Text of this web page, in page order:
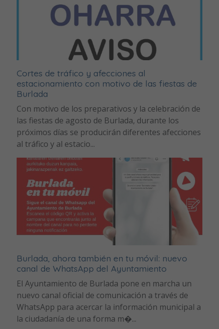
Cortes de tráfico y afecciones al
estacionamiento con motivo de las fiestas de
Burlada
Con motivo de los preparativos y la celebración de
las fiestas de agosto de Burlada, durante los
próximos días se producirán diferentes afecciones
al tráfico y al estacio...
Burlada, ahora también en tu móvil: nuevo
canal de WhatsApp del Ayuntamiento
El Ayuntamiento de Burlada pone en marcha un
nuevo canal oficial de comunicación a través de
WhatsApp para acercar la información municipal a
la ciudadanía de una forma m�...